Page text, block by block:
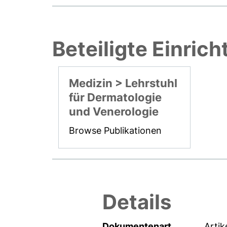
Beteiligte
Medizin > Lehrstuhl
für Dermatologie
und Venerologie
Browse Publikationen
Details